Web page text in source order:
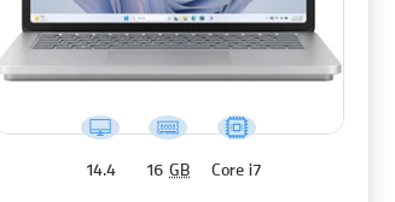
Core i7
16GB
14.4